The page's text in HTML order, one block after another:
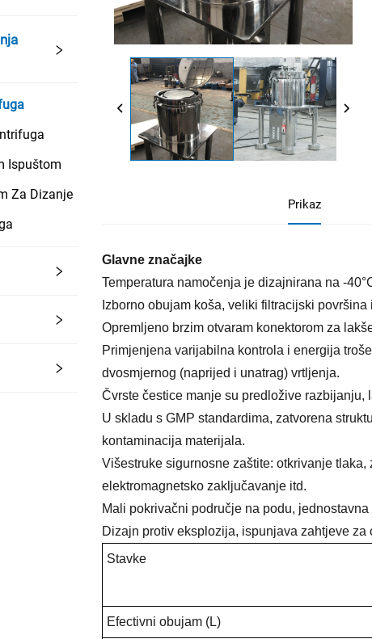
Ispuštom
Za Dizanje
Prikaz
Glavne značajke
Temperatura namočenja je dizajnirana na -
Izborno obujam koša, veliki filtracijski
Opremljeno brzim otvaram konektorom za
Primjenjena varijabilna kontrola i energija
dvosmjernog (naprijed i unatrag) vrtljenja.
Čvrste čestice manje su predložive razbijanju,
U skladu s GMP standardima, zatvorena
kontaminacija materijala.
Višestruke sigurnosne zaštite: otkrivanje
elektromagnetsko zaključavanje itd.
Mali pokrivačni područje na podu,
Dizajn protiv eksplozija, ispunjava zahtjeve
Stavke
Efectivni obujam (L)